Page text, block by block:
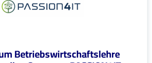
Betriebswirtschaftslehre